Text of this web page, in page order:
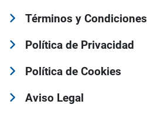
Términos y Condiciones
Política de Privacidad
Política de Cookies
Aviso Legal